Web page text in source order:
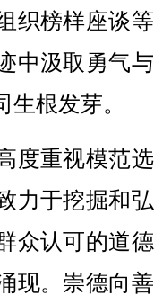
织榜样座谈
中汲取勇气
根发芽。
重视模范
力于挖掘和
众认可的道
现。崇德向